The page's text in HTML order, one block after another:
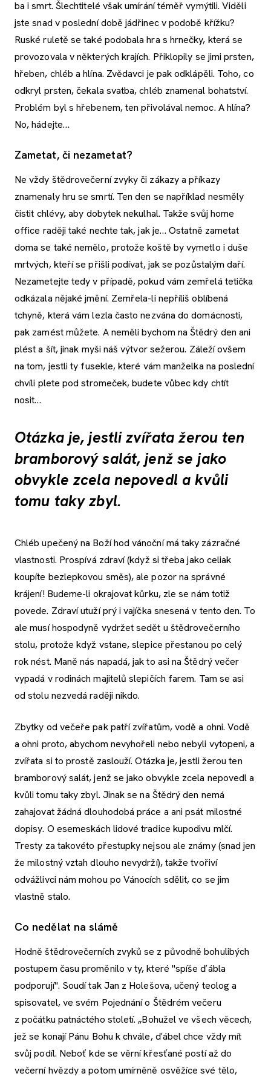
ba i smrt. Šlechtitelé však umírání téměř vymýtili. Viděli
jste snad v poslední době jádřinec v podobě křížku?
Ruské ruletě se také podobala hra s hrnečky, která se
provozovala v některých krajích. Přiklopily se jimi prsten,
hřeben, chléb a hlína. Zvědavci je pak odklápěli. Toho, co
odkryl prsten, čekala svatba, chléb znamenal bohatství.
Problém byl s hřebenem, ten přivolával nemoc. A hlína?
No, hádejte…
Zametat, či nezametat?
Ne vždy štědrovečerní zvyky či zákazy a příkazy
znamenaly hru se smrtí. Ten den se například nesměly
čistit chlévy, aby dobytek nekulhal. Takže svůj home
office raději také nechte tak, jak je… Ostatně zametat
doma se také nemělo, protože koště by vymetlo i duše
mrtvých, kteří se přišli podívat, jak se pozůstalým daří.
Nezametejte tedy v případě, pokud vám zemřelá tetička
odkázala nějaké jmění. Zemřela-li nepříliš oblíbená
tchyně, která vám lezla často nezvána do domácnosti,
pak zamést můžete. A neměli bychom na Štědrý den ani
plést a šít, jinak myši náš výtvor sežerou. Záleží ovšem
na tom, jestli ty fusekle, které vám manželka na poslední
chvíli plete pod stromeček, budete vůbec kdy chtít
nosit…
Otázka je, jestli zvířata žerou ten
bramborový salát, jenž se jako
obvykle zcela nepovedl a kvůli
tomu taky zbyl.
Chléb upečený na Boží hod vánoční má taky zázračné
vlastnosti. Prospívá zdraví (když si třeba jako celiak
koupíte bezlepkovou směs), ale pozor na správné
krájení! Budeme-li okrajovat kůrku, zle se nám totiž
povede. Zdraví utuží prý i vajíčka snesená v tento den. To
ale musí hospodyně vydržet sedět u štědrovečerního
stolu, protože když vstane, slepice přestanou po celý
rok nést. Maně nás napadá, jak to asi na Štědrý večer
vypadá v rodinách majitelů slepičích farem. Tam se asi
od stolu nezvedá raději nikdo.
Zbytky od večeře pak patří zvířatům, vodě a ohni. Vodě
a ohni proto, abychom nevyhořeli nebo nebyli vytopeni, a
zvířata si to prostě zaslouží. Otázka je, jestli žerou ten
bramborový salát, jenž se jako obvykle zcela nepovedl a
kvůli tomu taky zbyl. Jinak se na Štědrý den nemá
zahajovat žádná dlouhodobá práce a ani psát milostné
dopisy. O esemeskách lidové tradice kupodivu mlčí.
Tresty za takovéto přestupky nejsou ale známy (snad jen
že milostný vztah dlouho nevydrží), takže tvořiví
odvážlivci nám mohou po Vánocích sdělit, co se jim
vlastně stalo.
Co nedělat na slámě
Hodně štědrovečerních zvyků se z původně bohulibých
postupem času proměnilo v ty, které "spíše ďábla
podporují". Soudí tak Jan z Holešova, učený teolog a
spisovatel, ve svém Pojednání o Štědrém večeru
z počátku patnáctého století. „Bohužel ve všech věcech,
jež se konají Pánu Bohu k chvále, ďábel chce vždy mít
svůj podíl. Neboť kde se věrní křesťané postí až do
večerní hvězdy a potom umírněně osvěžíce své tělo,